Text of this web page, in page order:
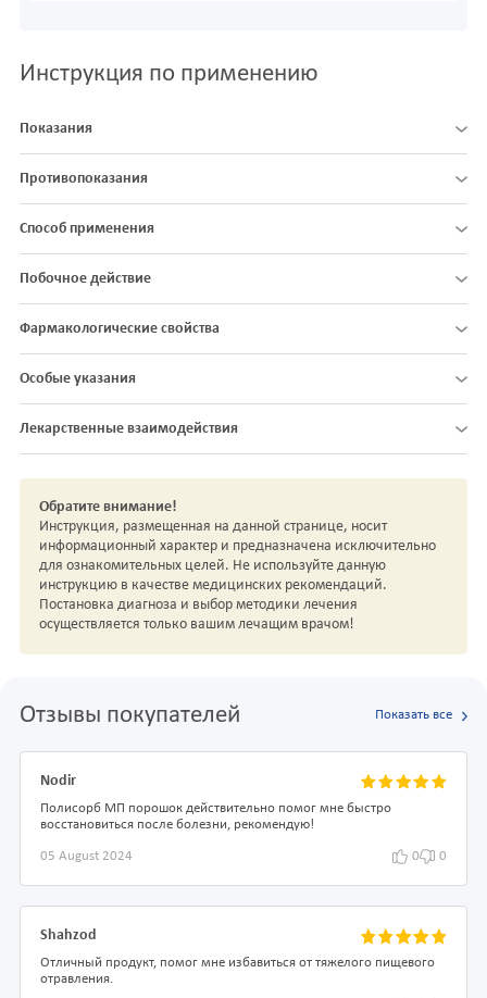
Инструкция по применению
Показания
Противопоказания
Способ применения
Побочное действие
Фармакологические свойства
Особые указания
Лекарственные взаимодействия
Обратите внимание!
Инструкция, размещенная на данной странице, носит
информационный характер и предназначена исключительно
для ознакомительных целей. Не используйте данную
инструкцию в качестве медицинских рекомендаций.
Постановка диагноза и выбор методики лечения
осуществляется только вашим лечащим врачом!
Отзывы покупателей Показать все
Nodir
Полисорб МП порошок действительно помог мне быстро
восстановиться после болезни, рекомендую!
05 August 2024 0 0
Shahzod
Отличный продукт, помог мне избавиться от тяжелого пищевого
отравления.